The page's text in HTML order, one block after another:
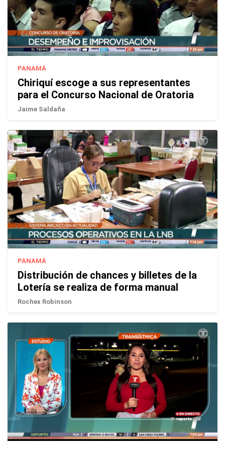
PANAMÁ
Chiriquí escoge a sus representantes
para el Concurso Nacional de Oratoria
Jaime Saldaña
PANAMÁ
Distribución de chances y billetes de la
Lotería se realiza de forma manual
Rochex Robinson